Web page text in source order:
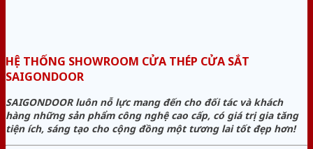
HỆ THỐNG SHOWROOM CỬA THÉP CỬA SẮT
SAIGONDOOR
SAIGONDOOR luôn nỗ lực mang đến cho đối tác và khách
hàng những sản phẩm công nghệ cao cấp, có giá trị gia tăng
tiện ích, sáng tạo cho cộng đồng một tương lai tốt đẹp hơn!